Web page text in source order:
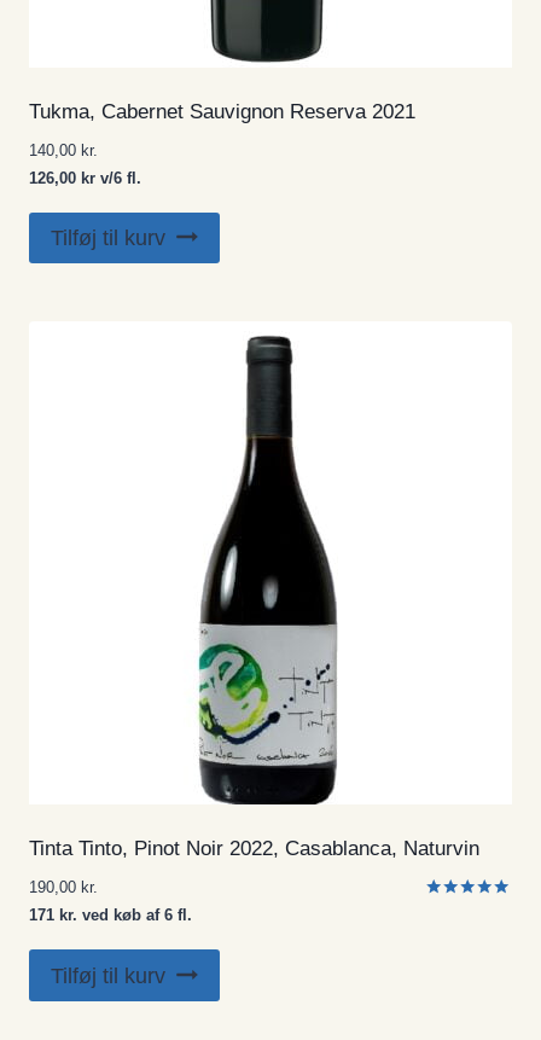
Tukma, Cabernet Sauvignon Reserva 2021
140,00 kr.
126,00 kr v/6 fl.
Tilføj til kurv
Tinta Tinto, Pinot Noir 2022, Casablanca, Naturvin
190,00 kr.
171 kr. ved køb af 6 fl.
Tilføj til kurv